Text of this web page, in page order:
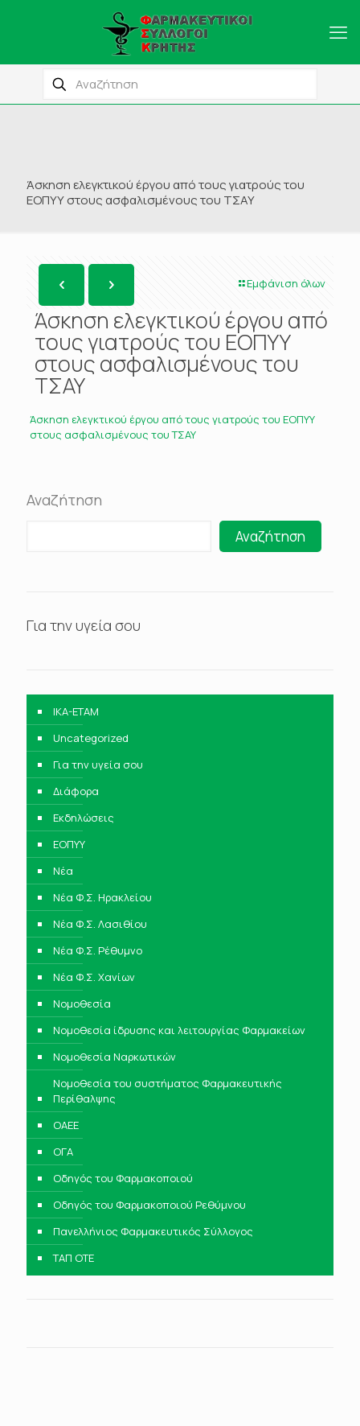
Άσκηση ελεγκτικού έργου από τους γιατρούς του
ΕΟΠΥΥ στους ασφαλισμένους του ΤΣΑΥ
Εμφάνιση όλων
Άσκηση ελεγκτικού έργου από
τους γιατρούς του ΕΟΠΥΥ
στους ασφαλισμένους του
ΤΣΑΥ
Άσκηση ελεγκτικού έργου από τους γιατρούς του ΕΟΠΥΥ
στους ασφαλισμένους του ΤΣΑΥ
Αναζήτηση
Αναζήτηση
Για την υγεία σου
IKA-ETAM
Uncategorized
Για την υγεία σου
Διάφορα
Εκδηλώσεις
ΕΟΠΥΥ
Νέα
Νέα Φ.Σ. Ηρακλείου
Νέα Φ.Σ. Λασιθίου
Νέα Φ.Σ. Ρέθυμνο
Νέα Φ.Σ. Χανίων
Νομοθεσία
Νομοθεσία ίδρυσης και λειτουργίας Φαρμακείων
Νομοθεσία Ναρκωτικών
Νομοθεσία του συστήματος Φαρμακευτικής
Περίθαλψης
ΟΑΕΕ
ΟΓΑ
Οδηγός του Φαρμακοποιού
Οδηγός του Φαρμακοποιού Ρεθύμνου
Πανελλήνιος Φαρμακευτικός Σύλλογος
ΤΑΠ ΟΤΕ